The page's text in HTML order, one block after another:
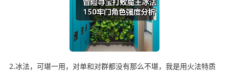
2.冰法，可堪一用，对单和对群都没有那么不堪，我是用火法特质